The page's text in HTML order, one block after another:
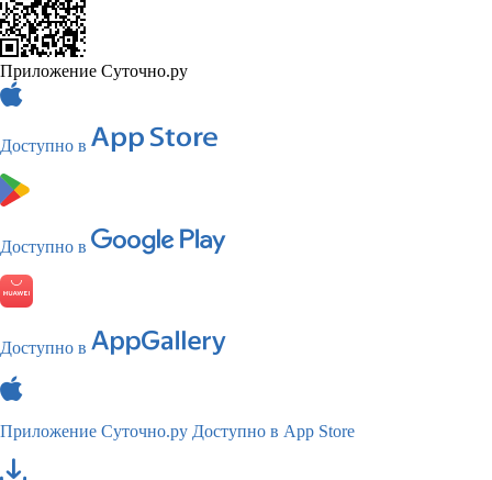
Приложение Суточно.ру
Доступно в
Доступно в
Доступно в
Приложение Суточно.ру Доступно в App Store